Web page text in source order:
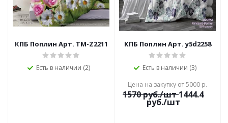
КПБ Поплин Арт. TM-Z2211
Есть в наличии (2)
КПБ Поплин Арт. y5d2258
Есть в наличии (3)
Цена на закупку от 5000 р.
1570руб./шт 1444.4
руб./шт